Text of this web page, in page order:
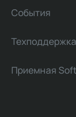
События
Техподдержка
Приемная